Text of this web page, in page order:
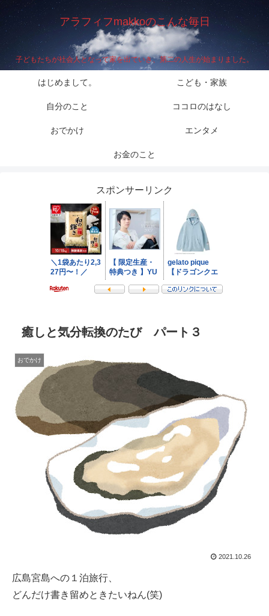
アラフィフmakkoのこんな毎日
子どもたちが社会人となって家を出ていき、第二の人生が始まりました。
はじめまして。 こども・家族
自分のこと ココロのはなし
おでかけ エンタメ
お金のこと
スポンサーリンク
癒しと気分転換のたび パート３
おでかけ
2021.10.26
広島宮島への１泊旅行、
どんだけ書き留めときたいねん(笑)